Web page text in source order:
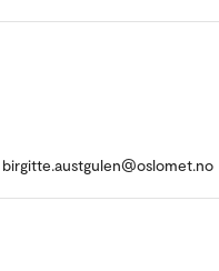
birgitte.austgulen@oslomet.no